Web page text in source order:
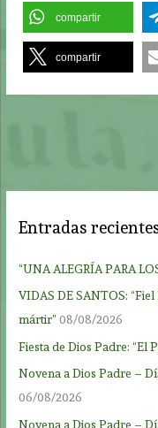
compartir
compartir
Entradas
“UNA ALEGRÍA PARA
VIDAS DE SANTOS:
mártir” 08/08/2026
Fiesta de Dios Padre: “El
Novena a Dios Padre –
06/08/2026
Novena a Dios Padre –